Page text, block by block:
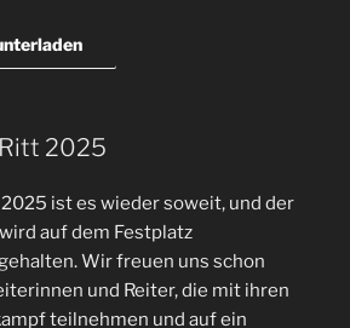
2025
2025 ist es wieder soweit, und der
auf dem Festplatz
Wir freuen uns schon
und Reiter, die mit ihren
teilnehmen und auf ein